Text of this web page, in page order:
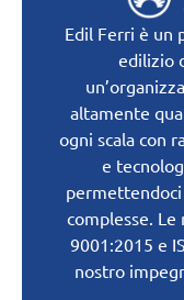
Edil Ferri è un
edilizio
altamente
ogni scala con
e
complesse.
9001:2015 e
nostro